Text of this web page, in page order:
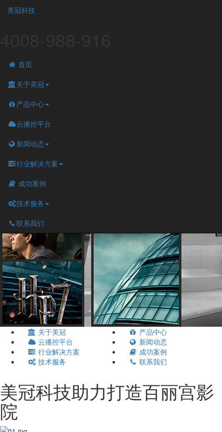
美冠科技
首页
关于美冠
产品中心
云播控平台
新闻动态
行业解决方案
成功案例
技术服务
联系我们
关于美冠
产品中心
云播控平台
新闻动态
行业解决方案
成功案例
技术服务
联系我们
美冠科技助力打造百丽宫影
院